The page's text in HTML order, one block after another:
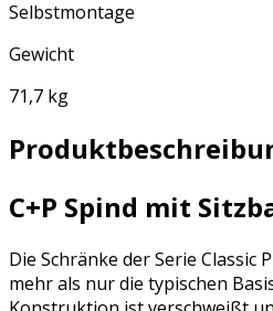
Selbstmontage
Gewicht
71,7 kg
C+P Spind mit
Die Schränke der Serie Classic
mehr als nur die typischen